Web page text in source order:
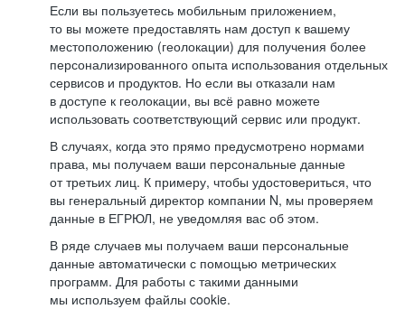
Если вы пользуетесь мобильным приложением,
то вы можете предоставлять нам доступ к вашему
местоположению (геолокации) для получения более
персонализированного опыта использования отдельных
сервисов и продуктов. Но если вы отказали нам
в доступе к геолокации, вы всё равно можете
использовать соответствующий сервис или продукт.
В случаях, когда это прямо предусмотрено нормами
права, мы получаем ваши персональные данные
от третьих лиц. К примеру, чтобы удостовериться, что
вы генеральный директор компании N, мы проверяем
данные в ЕГРЮЛ, не уведомляя вас об этом.
В ряде случаев мы получаем ваши персональные
данные автоматически с помощью метрических
программ. Для работы с такими данными
мы используем файлы cookie.